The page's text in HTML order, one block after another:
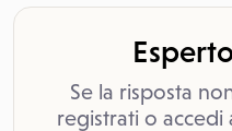
Se la risposta
registrati o accedi